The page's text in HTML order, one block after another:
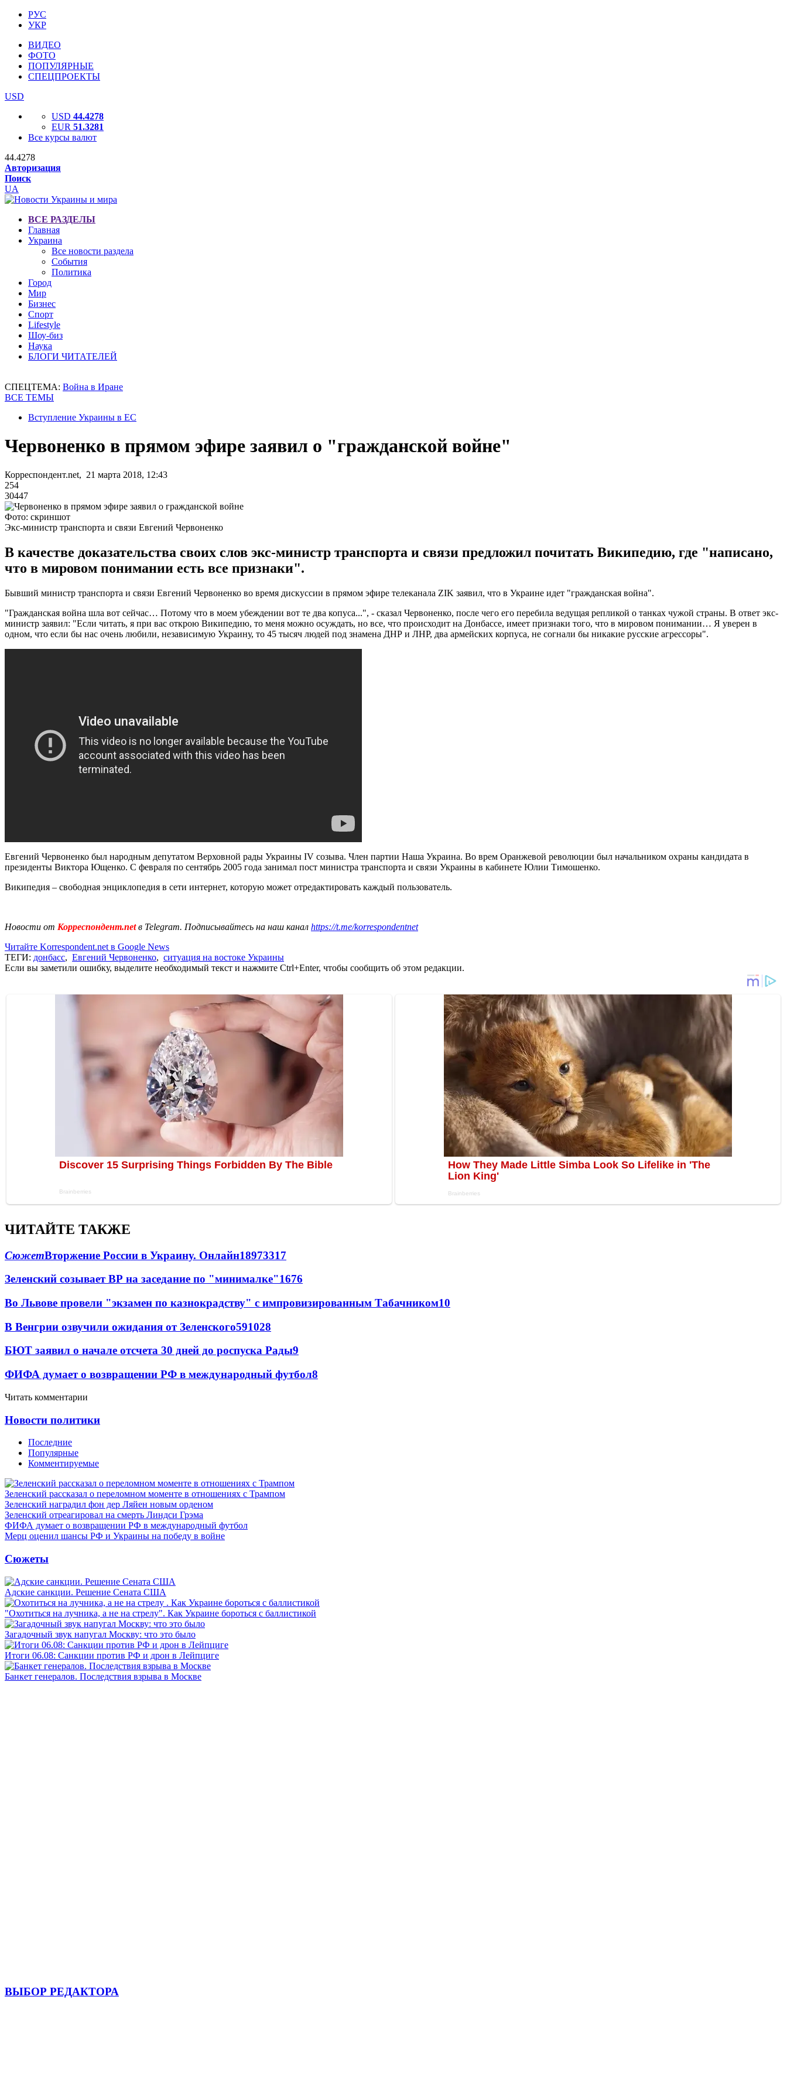
РУС
УКР
ВИДЕО
ФОТО
ПОПУЛЯРНЫЕ
СПЕЦПРОЕКТЫ
USD
USD 44.4278
EUR 51.3281
Все курсы валют
44.4278
Авторизация
Поиск
UA
ВСЕ РАЗДЕЛЫ
Главная
Украина
Все новости раздела
События
Политика
Город
Мир
Бизнес
Спорт
Lifestyle
Шоу-биз
Наука
БЛОГИ ЧИТАТЕЛЕЙ
СПЕЦТЕМА: Война в Иране
ВСЕ ТЕМЫ
Вступление Украины в ЕС
Червоненко в прямом эфире заявил о "гражданской войне"
Корреспондент.net, 21 марта 2018, 12:43
254
30447
Фото: скриншот
Экс-министр транспорта и связи Евгений Червоненко
В качестве доказательства своих слов экс-министр транспорта и связи предложил почитать Википедию, где "написано,
что в мировом понимании есть все признаки".
Бывший министр транспорта и связи Евгений Червоненко во время дискуссии в прямом эфире телеканала ZIK заявил, что в Украине идет "гражданская война".
"Гражданская война шла вот сейчас… Потому что в моем убеждении вот те два копуса...", - сказал Червоненко, после чего его перебила ведущая репликой о танках чужой страны. В ответ экс-
министр заявил: "Если читать, я при вас открою Википедию, то меня можно осуждать, но все, что происходит на Донбассе, имеет признаки того, что в мировом понимании… Я уверен в
одном, что если бы нас очень любили, независимую Украину, то 45 тысяч людей под знамена ДНР и ЛНР, два армейских корпуса, не согнали бы никакие русские агрессоры".
Евгений Червоненко был народным депутатом Верховной рады Украины IV созыва. Член партии Наша Украина. Во врем Оранжевой революции был начальником охраны кандидата в
президенты Виктора Ющенко. С февраля по сентябрь 2005 года занимал пост министра транспорта и связи Украины в кабинете Юлии Тимошенко.
Википедия – свободная энциклопедия в сети интернет, которую может отредактировать каждый пользователь.
Новости от Корреспондент.netв Telegram. Подписывайтесь на наш канал https://t.me/korrespondentnet
Читайте Korrespondent.net в Google News
ТЕГИ: донбасс, Евгений Червоненко, ситуация на востоке Украины
Если вы заметили ошибку, выделите необходимый текст и нажмите Ctrl+Enter, чтобы сообщить об этом редакции.
ЧИТАЙТЕ ТАКЖЕ
СюжетВторжение России в Украину. Онлайн18973317
Зеленский созывает ВР на заседание по "минималке"1676
Во Львове провели "экзамен по казнокрадству" с импровизированным Табачником10
В Венгрии озвучили ожидания от Зеленского591028
БЮТ заявил о начале отсчета 30 дней до роспуска Рады9
ФИФА думает о возвращении РФ в международный футбол8
Читать комментарии
Новости политики
Последние
Популярные
Комментируемые
Зеленский рассказал о переломном моменте в отношениях с Трампом
Зеленский наградил фон дер Ляйен новым орденом
Зеленский отреагировал на смерть Линдси Грэма
ФИФА думает о возвращении РФ в международный футбол
Мерц оценил шансы РФ и Украины на победу в войне
Сюжеты
Адские санкции. Решение Сената США
"Охотиться на лучника, а не на стрелу". Как Украине бороться с баллистикой
Загадочный звук напугал Москву: что это было
Итоги 06.08: Санкции против РФ и дрон в Лейпциге
Банкет генералов. Последствия взрыва в Москве
ВЫБОР РЕДАКТОРА